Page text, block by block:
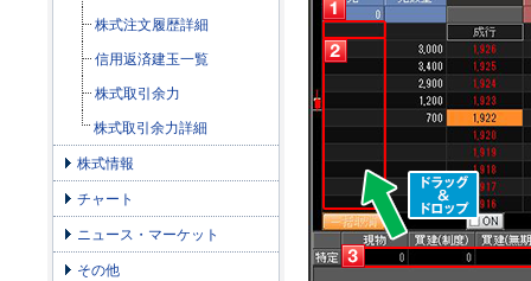
株式注文履歴詳細
信用返済建玉一覧
株式取引余力
株式取引余力詳細
株式情報
チャート
ニュース・マーケット
その他